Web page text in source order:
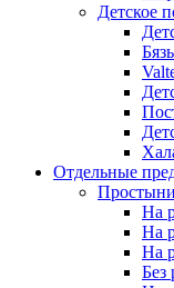
Детское
Отдельные
Простыни
На
На
На
Без